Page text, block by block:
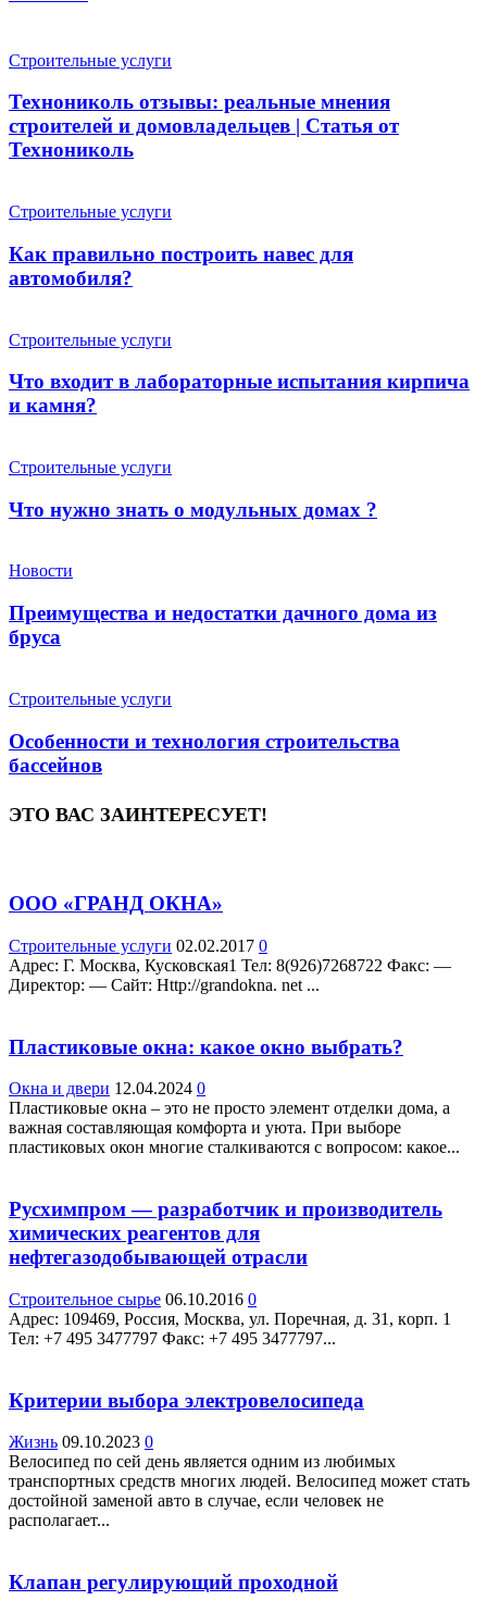
Строительные услуги
Технониколь отзывы: реальные мнения
строителей и домовладельцев | Статья от
Технониколь
Строительные услуги
Как правильно построить навес для
автомобиля?
Строительные услуги
Что входит в лабораторные испытания кирпича
и камня?
Строительные услуги
Что нужно знать о модульных домах ?
Новости
Преимущества и недостатки дачного дома из
бруса
Строительные услуги
Особенности и технология строительства
бассейнов
ЭТО ВАС ЗАИНТЕРЕСУЕТ!
ООО «ГРАНД ОКНА»
Строительные услуги 02.02.2017 0
Адрес: Г. Москва, Кусковская1 Teл: 8(926)7268722 Факс: —
Директор: — Сайт: Http://grandokna. net ...
Пластиковые окна: какое окно выбрать?
Окна и двери 12.04.2024 0
Пластиковые окна – это не просто элемент отделки дома, а
важная составляющая комфорта и уюта. При выборе
пластиковых окон многие сталкиваются с вопросом: какое...
Русхимпром — разработчик и производитель
химических реагентов для
нефтегазодобывающей отрасли
Строительное сырье 06.10.2016 0
Адрес: 109469, Россия, Москва, ул. Поречная, д. 31, кoрп. 1
Teл: +7 495 3477797 Факс: +7 495 3477797...
Критерии выбора электровелосипеда
Жизнь 09.10.2023 0
Велосипед по сей день является одним из любимых
транспортных средств многих людей. Велосипед может стать
достойной заменой авто в случае, если человек не
располагает...
Клапан регулирующий проходной